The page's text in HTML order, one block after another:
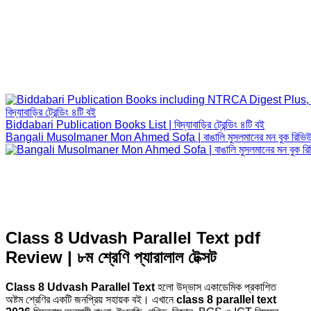
Biddabari Publication Books List | বিদ্যাবাড়ির ট্রেন্ডিং ৪টি বই
Bangali Musolmaner Mon Ahmed Sofa | বাঙালি মুসলমানের মন বুক
Class 8 Udvash Parallel Text pdf
Review | ৮ম শ্রেণি প্যারালাল টেক্সট
Class 8 Udvash Parallel Text হলো উদ্ভাস একাডেমিক প্রকাশিত
অষ্টম শ্রেণির একটি জনপ্রিয় সহায়ক বই। এখানেclass 8 parallel text